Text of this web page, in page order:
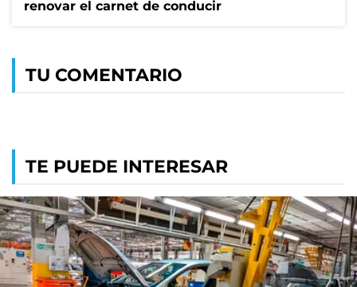
renovar el carnet de conducir
TU COMENTARIO
TE PUEDE INTERESAR